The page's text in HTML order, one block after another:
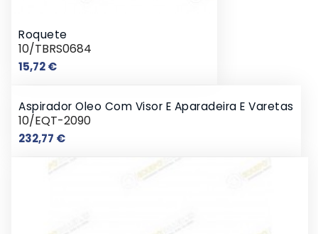
Roquete
10/TBRS0684
15,72 €Preço
Aspirador Oleo Com Visor E Aparadeira E Varetas
10/EQT-2090
232,77 €Preço